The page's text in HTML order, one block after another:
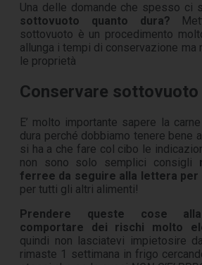
Una delle domande che spesso ci
sottovuoto quanto dura?
sottovuoto è un procedimento
allunga i tempi di conservazione ma
le proprietà
Conservare sottovuoto
E’ molto importante sapere la
dura perché dobbiamo tenere bene
si ha a che fare col cibo le
non sono solo semplici consigli
ferree da seguire alla lettera per
per tutti gli altri alimenti!
Prendere queste cose
comportare dei rischi molto
quindi non lasciatevi impietosire
rimaste 1 settimana in frigo